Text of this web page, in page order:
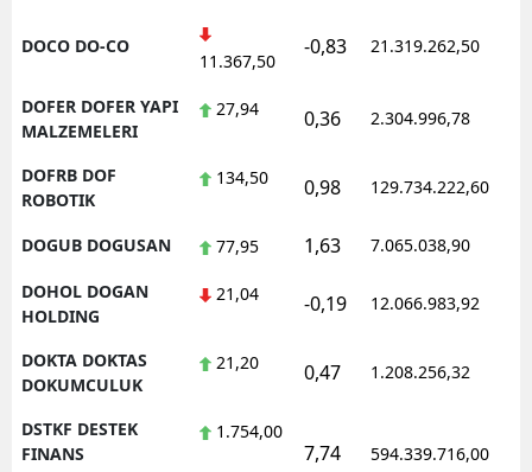
DOCO DO-CO
11.367,50
-0,83 21.319.262,50
DOFER DOFER YAPI
MALZEMELERI
27,94 0,36 2.304.996,78
DOFRB DOF
ROBOTIK
134,50 0,98 129.734.222,60
DOGUB DOGUSAN 77,95 1,63 7.065.038,90
DOHOL DOGAN
HOLDING
21,04 -0,19 12.066.983,92
DOKTA DOKTAS
DOKUMCULUK
21,20 0,47 1.208.256,32
DSTKF DESTEK
FINANS
1.754,00
7,74 594.339.716,00